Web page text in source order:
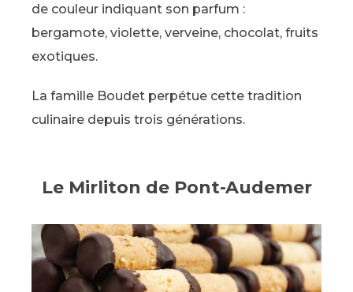
de couleur indiquant son parfum :
bergamote, violette, verveine, chocolat, fruits
exotiques.
La famille Boudet perpétue cette tradition
culinaire depuis trois générations.
Le Mirliton de Pont-Audemer